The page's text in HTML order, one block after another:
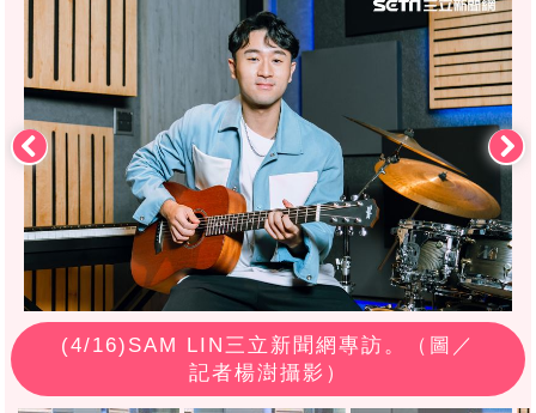
(4/16)SAM LIN三立新聞網專訪。（圖／
記者楊澍攝影）